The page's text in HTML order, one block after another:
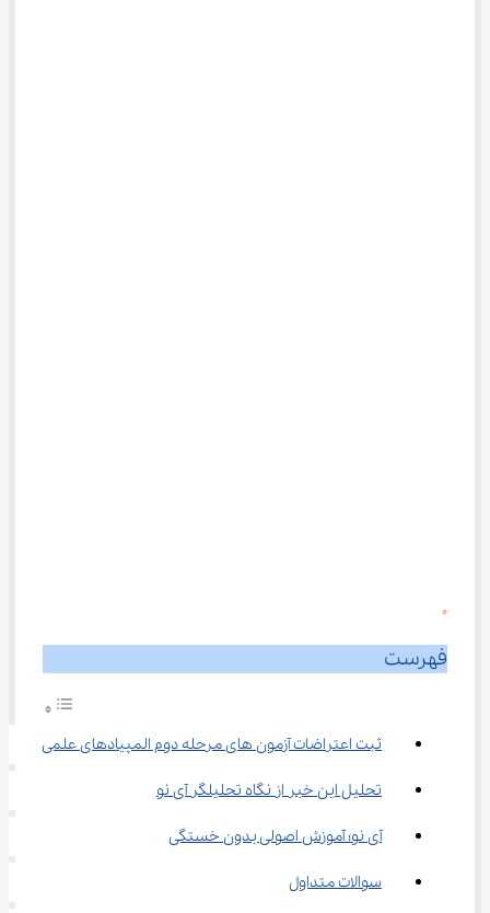
0
فهرست
ثبت اعتراضات آزمون های مرحله دوم المپیادهای علمی
تحلیل این خبر از نگاه تحلیلگر آی نو
آی نو؛ آموزش اصولی بدون خستگی
سوالات متداول